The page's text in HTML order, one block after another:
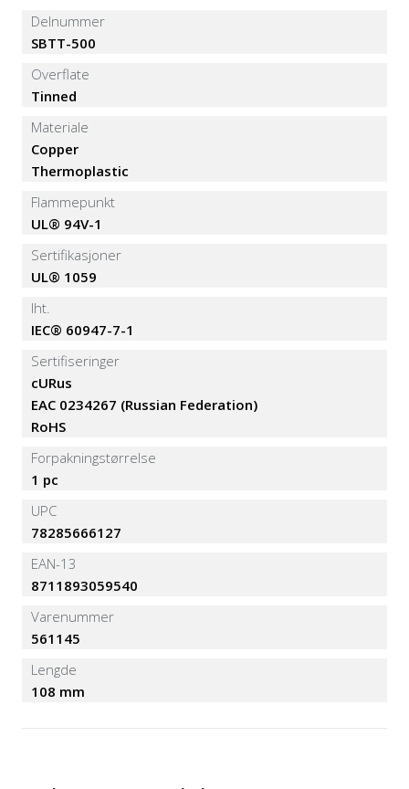
Delnummer
SBTT-500
Overflate
Tinned
Materiale
Copper
Thermoplastic
Flammepunkt
UL® 94V-1
Sertifikasjoner
UL® 1059
Iht.
IEC® 60947-7-1
Sertifiseringer
cURus
EAC 0234267 (Russian Federation)
RoHS
Forpakningstørrelse
1 pc
UPC
78285666127
EAN-13
8711893059540
Varenummer
561145
Lengde
108 mm